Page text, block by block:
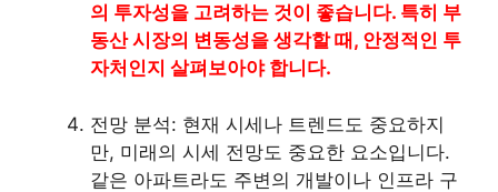
의 투자성을 고려하는 것이 좋습니다. 특히 부
동산 시장의 변동성을 생각할 때, 안정적인 투
자처인지 살펴보아야 합니다.
전망 분석: 현재 시세나 트렌드도 중요하지
만, 미래의 시세 전망도 중요한 요소입니다.
같은 아파트라도 주변의 개발이나 인프라 구